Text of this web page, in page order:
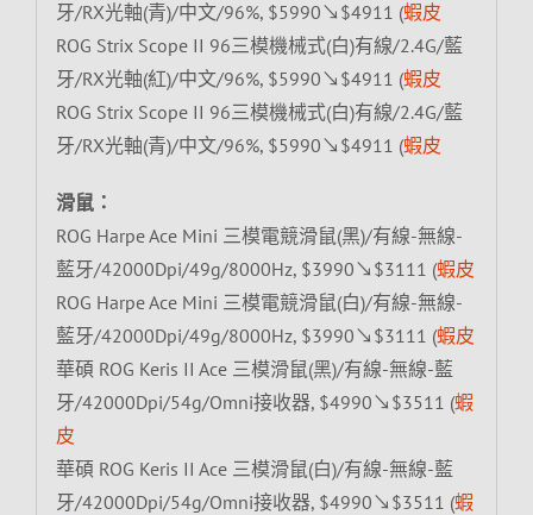
牙/RX光軸(青)/中文/96%, $5990↘$4911 (蝦皮
ROG Strix Scope II 96三模機械式(白)有線/2.4G/藍
牙/RX光軸(紅)/中文/96%, $5990↘$4911 (蝦皮
ROG Strix Scope II 96三模機械式(白)有線/2.4G/藍
牙/RX光軸(青)/中文/96%, $5990↘$4911 (蝦皮
滑鼠：
ROG Harpe Ace Mini 三模電競滑鼠(黑)/有線-無線-
藍牙/42000Dpi/49g/8000Hz, $3990↘$3111 (蝦皮
ROG Harpe Ace Mini 三模電競滑鼠(白)/有線-無線-
藍牙/42000Dpi/49g/8000Hz, $3990↘$3111 (蝦皮
華碩 ROG Keris II Ace 三模滑鼠(黑)/有線-無線-藍
牙/42000Dpi/54g/Omni接收器, $4990↘$3511 (蝦
皮
華碩 ROG Keris II Ace 三模滑鼠(白)/有線-無線-藍
牙/42000Dpi/54g/Omni接收器, $4990↘$3511 (蝦